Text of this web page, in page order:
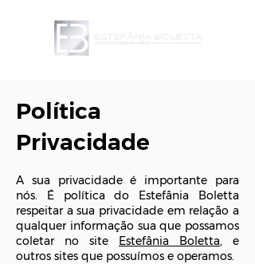
Política
Privacidade
A sua privacidade é importante para
nós. É política do Estefânia Boletta
respeitar a sua privacidade em relação a
qualquer informação sua que possamos
coletar no site Estefânia Boletta, e
outros sites que possuímos e operamos.